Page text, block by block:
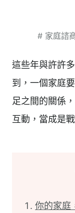
# 家庭諮
這些年與許許
到，一個家庭
足之間的關係
互動，當成是
你的家庭